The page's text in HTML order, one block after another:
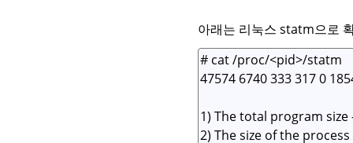
아래는 리눅스 statm으로